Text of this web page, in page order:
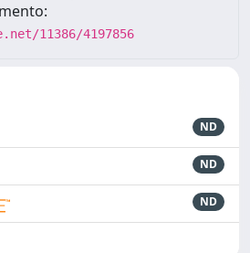
11386/4197856
ND
ND
ND